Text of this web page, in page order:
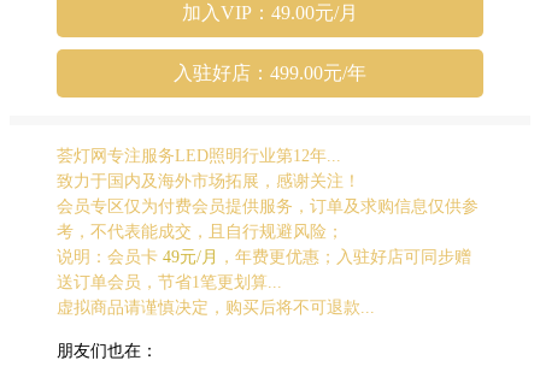
蓝***...开通了季度优惠3个月vip
Ja***...开通了季度优惠3个月vip
亮***...开通了季度优惠3个月vip
『***...开通了季度优惠3个月vip
锦***...开通了季度优惠3个月vip
嘉***...开通了季度优惠3个月vip
杨***...开通了季度优惠3个月vip
LE***...开通了季度优惠3个月vip
LE***...开通了季度优惠3个月vip
鑫***...开通了季度优惠3个月vip
陈***...开通了季度优惠3个月vip
胡***...开通了1年 vip
加入VIP：49.00元/月
入驻好店：499.00元/年
荟灯网专注服务LED照明行业第12年...
致力于国内及海外市场拓展，感谢关注！
会员专区仅为付费会员提供服务，订单及求购信息仅供参
考，不代表能成交，且自行规避风险；
说明：会员卡 49元/月
，年费更优惠；入驻好店可同步赠
送订单会员，节省1笔更划算...
虚拟商品请谨慎决定，购买后将不可退款...
朋友们也在：